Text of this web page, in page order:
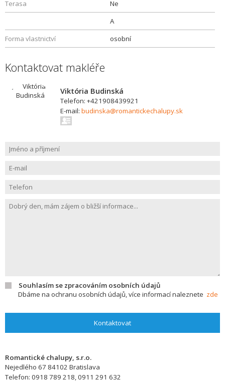
Terasa
Ne
A
Forma vlastnictví
osobní
Kontaktovat makléře
Viktória Budinská
Telefon: +421908439921
E-mail: budinska@romantickechalupy.sk
Souhlasím se zpracováním osobních údajů
Dbáme na ochranu osobních údajů, více informací naleznete zde
Kontaktovat
Romantické chalupy, s.r.o.
Nejedlého 67 84102 Bratislava
Telefon: 0918 789 218, 0911 291 632